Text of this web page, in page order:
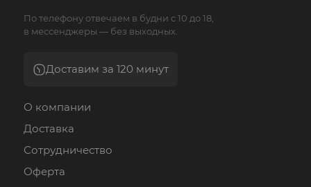
По телефону отвечаем в будни с 10 до 18,
в мессенджеры — без выходных.
Доставим за 120 минут
О компании
Доставка
Сотрудничество
Оферта